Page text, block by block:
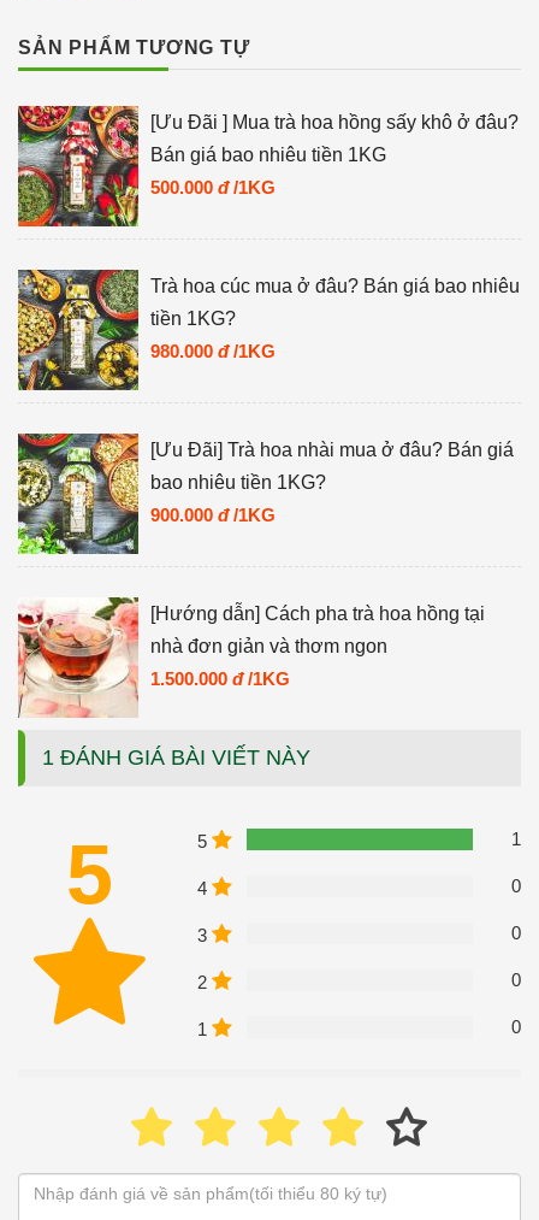
SẢN PHẨM TƯƠNG TỰ
[Ưu Đãi ] Mua trà hoa hồng sấy khô ở đâu?
Bán giá bao nhiêu tiền 1KG
500.000 đ /1KG
Trà hoa cúc mua ở đâu? Bán giá bao nhiêu
tiền 1KG?
980.000 đ /1KG
[Ưu Đãi] Trà hoa nhài mua ở đâu? Bán giá
bao nhiêu tiền 1KG?
900.000 đ /1KG
[Hướng dẫn] Cách pha trà hoa hồng tại
nhà đơn giản và thơm ngon
1.500.000 đ /1KG
1 ĐÁNH GIÁ BÀI VIẾT NÀY
5 5 1
4 0
3 0
2 0
1 0